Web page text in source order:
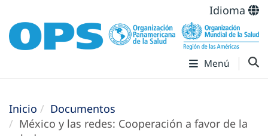
Idioma
Menú
Inicio
Documentos
México y las redes: Cooperación a favor de la